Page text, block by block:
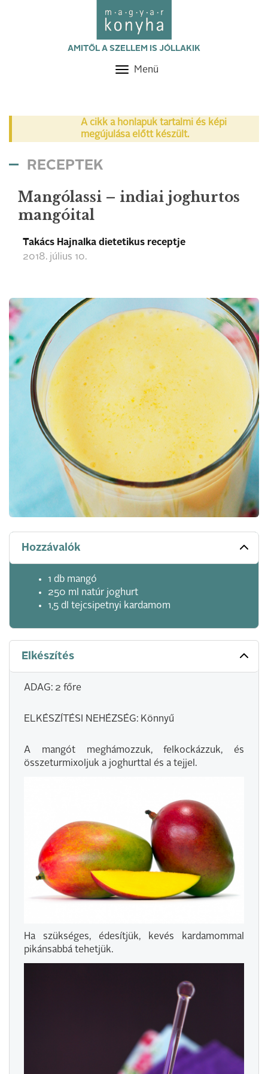
AMITŐL A SZELLEM IS JÓLLAKIK
Toggle
Menü
A cikk a honlapuk tartalmi és képi
megújulása előtt készült.
RECEPTEK
Mangólassi – indiai joghurtos
mangóital
Takács Hajnalka dietetikus receptje
2018. július 10.
Hozzávalók
1 db mangó
250 ml natúr joghurt
1,5 dl tejcsipetnyi kardamom
Elkészítés
ADAG: 2 főre
ELKÉSZÍTÉSI NEHÉZSÉG: Könnyű
A mangót meghámozzuk, felkockázzuk, és
összeturmixoljuk a joghurttal és a tejjel.
Ha szükséges, édesítjük, kevés kardamommal
pikánsabbá tehetjük.